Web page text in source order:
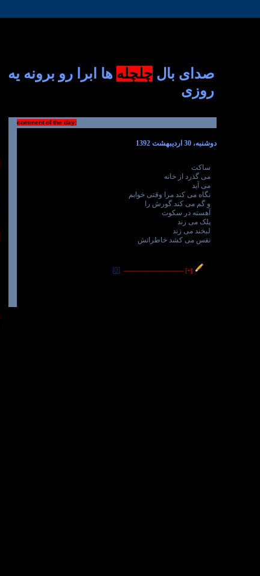
صدای بال چلچله ها ابرا رو برونه یه
روزی
comment of the day:
دوشنبه، 30 اردیبهشت 1392
ساکت
می گذرد از خانه
می آید
نگاه می کند مرا وقتی خوابم
و گم می کند گورش را
آهسته در سکوت
پلک می زند
لبخند می زند
نفس می کشد خاطراتش
[+]
---------------------------------
[0]